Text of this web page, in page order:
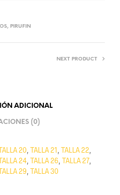
, PIRUFIN
NEXT PRODUCT
ADICIONAL
(0)
20 TALLA 21 TALLA 22
24 TALLA 26 TALLA 27
29 TALLA 30